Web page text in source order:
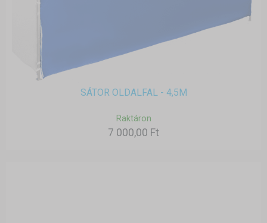
SÁTOR OLDALFAL - 4,5M
Raktáron
7 000,00 Ft